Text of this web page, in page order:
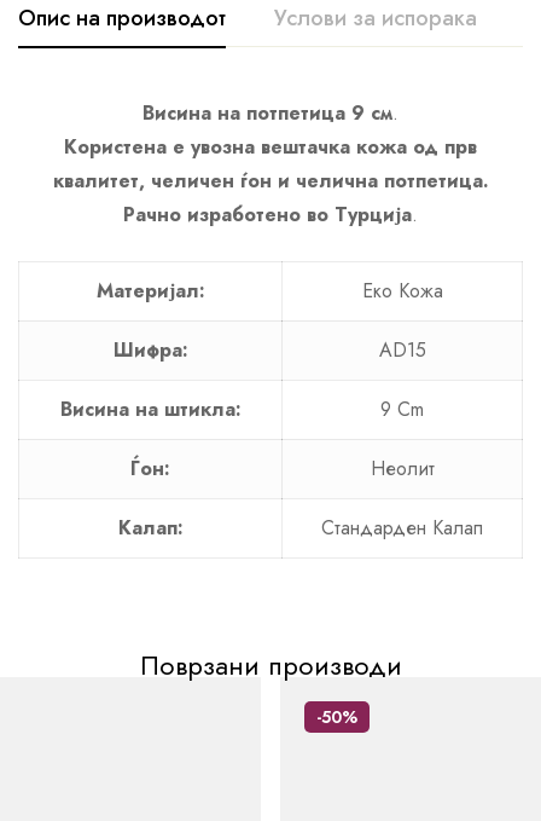
Опис на производот Услови за испорака
Висина на потпетица 9 см.
Користена е увозна вештачка кожа од прв
квалитет, челичен ѓон и челична потпетица.
Рачно изработено во Турција.
Материјал: Еко Кожa
Шифра: AD15
Висина на штикла: 9 Cm
Ѓон: Неолит
Калап: Стандарден Калап
Поврзани производи
-50%